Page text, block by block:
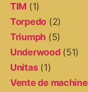
TIM (1)
Torpedo (2)
Triumph (5)
Underwood(51)
Unitas(1)
Vente de machine